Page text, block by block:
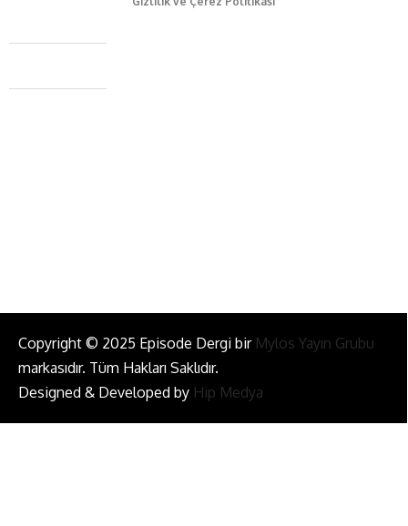
Caferağa Mah. Dr. Şakir Paşa Sok. No3/A Kadıköy İstanbul
+90 543 345 46 00
Copyright © 2025 Episode Dergi bir Mylos Yayın Grubu
markasıdır. Tüm Hakları Saklıdır.
Designed & Developed by Hip Medya